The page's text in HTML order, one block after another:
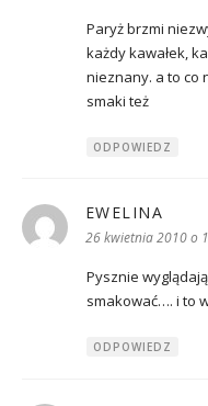
Paryż brzmi
każdy kawałek,
nieznany. a to co
smaki też
ODPOWIEDZ
EWELINA
26 kwietnia 2010 o
Pysznie
smakować…. i to
ODPOWIEDZ